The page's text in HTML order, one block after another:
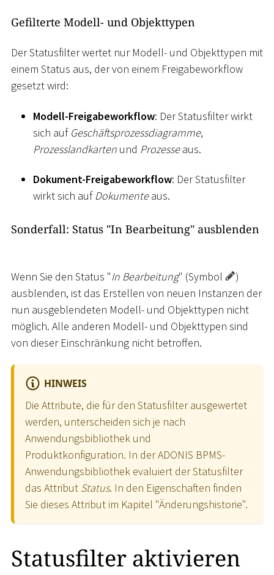
Gefilterte Modell- und Objekttypen
Der Statusfilter wertet nur Modell- und Objekttypen mit
einem Status aus, der von einem Freigabeworkflow
gesetzt wird:
Modell-Freigabeworkflow: Der Statusfilter wirkt
sich auf Geschäftsprozessdiagramme,
Prozesslandkarten und Prozesseaus.
Dokument-Freigabeworkflow: Der Statusfilter
wirkt sich aufDokumenteaus.
Sonderfall: Status "In Bearbeitung" ausblenden
Wenn Sie den Status "In Bearbeitung" (Symbol
)
ausblenden, ist das Erstellen von neuen Instanzen der
nun ausgeblendeten Modell- und Objekttypen nicht
möglich. Alle anderen Modell- und Objekttypen sind
von dieser Einschränkung nicht betroffen.
HINWEIS
Die Attribute, die für den Statusfilter ausgewertet
werden, unterscheiden sich je nach
Anwendungsbibliothek und
Produktkonfiguration. In der ADONIS BPMS-
Anwendungsbibliothek evaluiert der Statusfilter
das Attribut Status. In den Eigenschaften finden
Sie dieses Attribut im Kapitel "Änderungshistorie".
Statusfilter aktivieren